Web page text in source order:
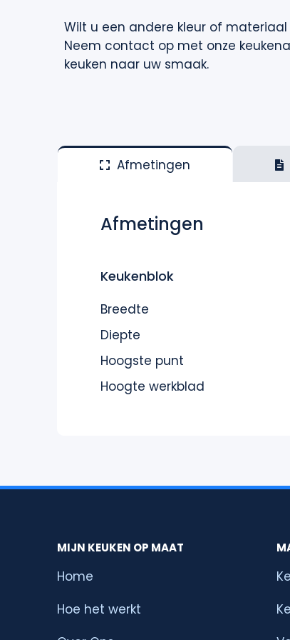
Wilt u een andere kleur of materiaal
Neem contact op met onze
keuken naar uw smaak.
Afmetingen
Afmetingen
Keukenblok
Breedte
Diepte
Hoogste punt
Hoogte werkblad
MIJN KEUKEN OP MAAT
Home
Hoe het werkt